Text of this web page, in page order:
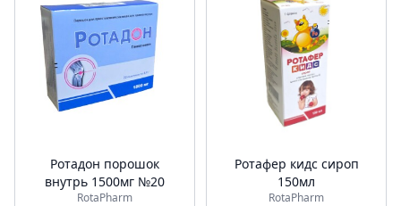
Ротадон порошок
внутрь 1500мг №20
RotaPharm
Ротафер кидс сироп
150мл
RotaPharm